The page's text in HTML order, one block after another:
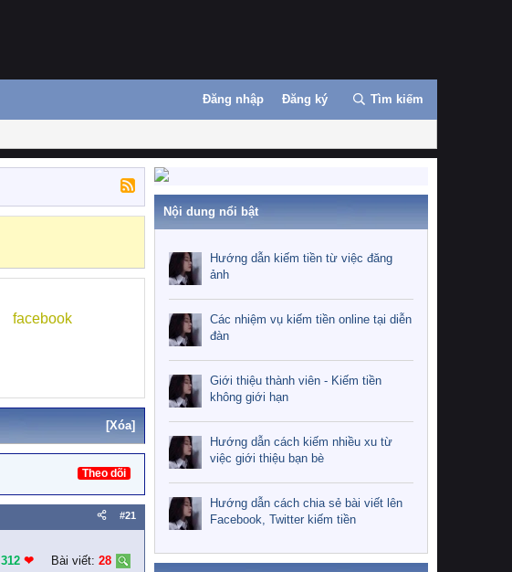
Đăng nhập Đăng ký Tìm kiếm
facebook
[Xóa]
Theo dõi
#21
312 ❤︎ Bài viết: 28
Nội dung nổi bật
Hướng dẫn kiếm tiền từ việc đăng
ảnh
Các nhiệm vụ kiếm tiền online tại diễn
đàn
Giới thiệu thành viên - Kiếm tiền
không giới hạn
Hướng dẫn cách kiếm nhiều xu từ
việc giới thiệu bạn bè
Hướng dẫn cách chia sẻ bài viết lên
Facebook, Twitter kiếm tiền